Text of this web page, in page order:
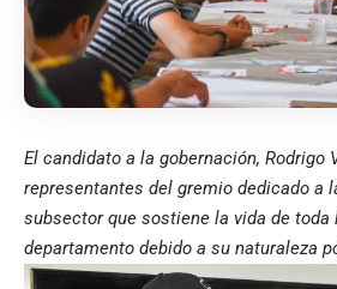
El candidato a la gobernación, Rodrigo
representantes del gremio dedicado a
subsector que sostiene la vida de
departamento debido a su naturaleza